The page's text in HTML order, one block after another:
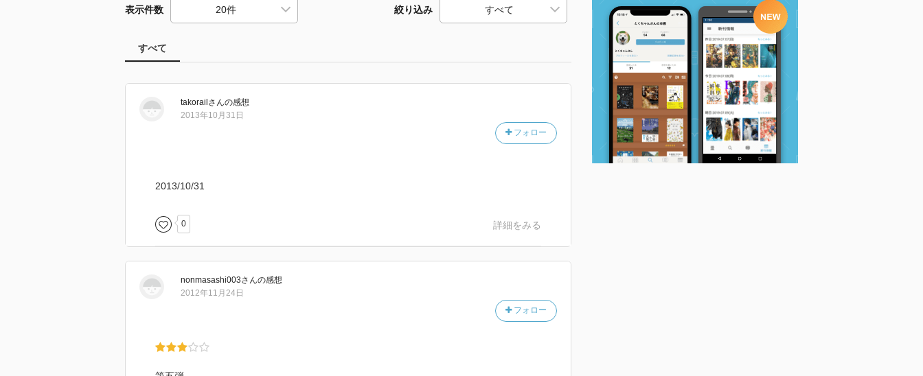
表示件数 絞り込み
すべて
takorail さんの感想
フォロー
2013年10月31日
2013/10/31
0 詳細をみる
nonmasashi003さんの感想
フォロー
2012年11月24日